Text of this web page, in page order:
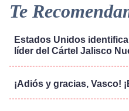
Te
Estados Unidos
líder del Cártel Jalisco
¡Adiós y gracias, Vasco!